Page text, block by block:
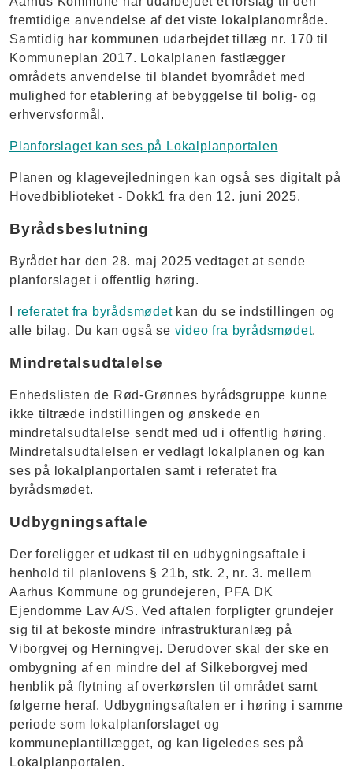
fremtidige anvendelse af det viste lokalplanområde.
Samtidig har kommunen udarbejdet tillæg nr. 170 til
Kommuneplan 2017. Lokalplanen fastlægger
områdets anvendelse til blandet byområdet med
mulighed for etablering af bebyggelse til bolig- og
erhvervsformål.
Planforslaget kan ses på Lokalplanportalen
Planen og klagevejledningen kan også ses digitalt på
Hovedbiblioteket - Dokk1 fra den 12. juni 2025.
Byrådsbeslutning
Byrådet har den 28. maj ​2025 vedtaget at sende
planforslaget i offentlig høring.
referatet fra byrådsmødetkan du se indstillingen og
alle bilag. Du kan også se video fra byrådsmødet.
Mindretalsudtalelse
Enhedslisten de Rød-Grønnes byrådsgruppe kunne
ikke tiltræde indstillingen og ønskede en
mindretalsudtalelse sendt med ud i offentlig høring.
Mindretalsudtalelsen er vedlagt lokalplanen og kan
ses på lokalplanportalen samt i referatet fra
byrådsmødet.
Udbygningsaftale
Der foreligger et udkast til en udbygningsaftale i
henhold til planlovens § 21b, stk. 2, nr. 3. mellem
Aarhus Kommune og grundejeren, PFA DK
Ejendomme Lav A/S. Ved aftalen forpligter grundejer
sig til at bekoste mindre infrastrukturanlæg på
Viborgvej og Herningvej. Derudover skal der ske en
ombygning af en mindre del af Silkeborgvej med
henblik på flytning af overkørslen til området samt
følgerne heraf. Udbygningsaftalen er i høring i samme
periode som lokalplanforslaget og
kommuneplantillægget, og kan ligeledes ses på
Lokalplanportalen.